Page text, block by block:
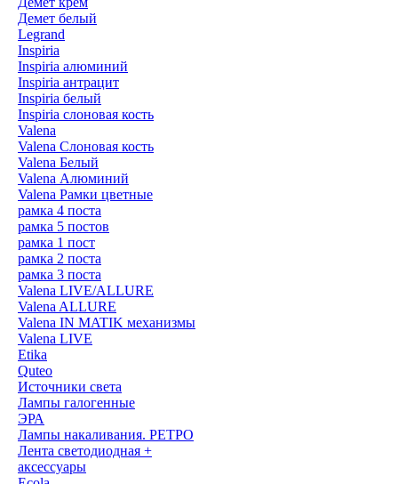
Демет белый
Legrand
Inspiria
Inspiria алюминий
Inspiria антрацит
Inspiria белый
Inspiria слоновая кость
Valena
Valena Слоновая кость
Valena Белый
Valena Алюминий
Valena Рамки цветные
рамка 4 поста
рамка 5 постов
рамка 1 пост
рамка 2 поста
рамка 3 поста
Valena LIVE/ALLURE
Valena ALLURE
Valena IN MATIK механизмы
Valena LIVE
Etika
Quteo
Источники света
Лампы галогенные
ЭРА
Лампы накаливания. РЕТРО
Лента светодиодная +
аксессуары